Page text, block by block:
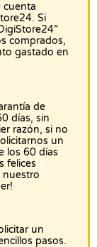
cuenta
Si
comprados,
gastado en
de
días, sin
razón, si no
un
los 60 días
felices
nuestro
un
pasos.